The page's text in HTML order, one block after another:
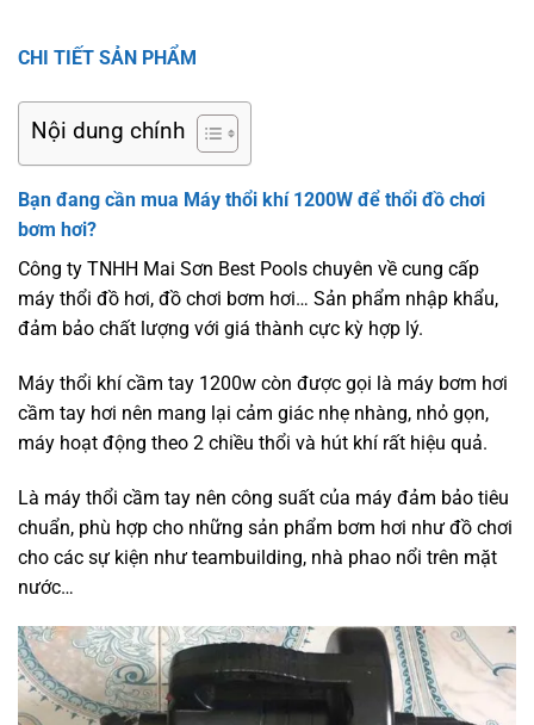
CHI TIẾT SẢN PHẨM
Nội dung chính
Bạn đang cần mua Máy thổi khí 1200W để thổi đồ chơi
bơm hơi?
Công ty TNHH Mai Sơn Best Pools chuyên về cung cấp
máy thổi đồ hơi, đồ chơi bơm hơi… Sản phẩm nhập khẩu,
đảm bảo chất lượng với giá thành cực kỳ hợp lý.
Máy thổi khí cầm tay 1200w còn được gọi là máy bơm hơi
cầm tay hơi nên mang lại cảm giác nhẹ nhàng, nhỏ gọn,
máy hoạt động theo 2 chiều thổi và hút khí rất hiệu quả.
Là máy thổi cầm tay nên công suất của máy đảm bảo tiêu
chuẩn, phù hợp cho những sản phẩm bơm hơi như đồ chơi
cho các sự kiện như teambuilding, nhà phao nổi trên mặt
nước…